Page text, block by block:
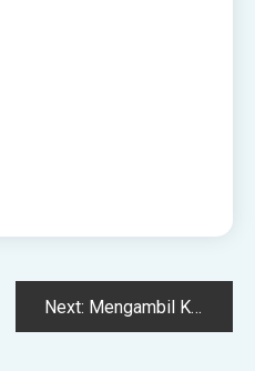
Next: Mengambil Kembali Uang Pendaftaran Haji Karena Kebutuhan